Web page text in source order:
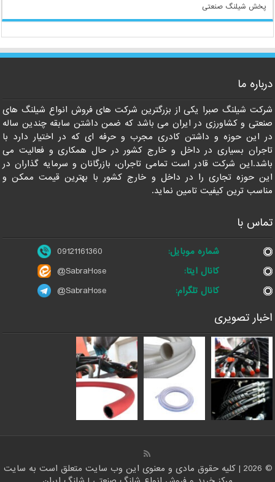
پخش شیلنگ صنعتی
درباره ما
شرکت شیلنگ صبرا یکی از بزرگترین شرکت های فروش انواع شیلنگ های
صنعتی و کشاورزی در ایران می باشد که ضمن داشتن سابقه چندین ساله
در این حوزه و داشتن کادری مجرب و حرفه ای که در اختیار دارد با
تاجران بسیاری در داخل و خارج کشور در حال همکاری و فعالیت می
باشد.این شرکت قادر است تمامی تاجران، بازرگانان و سرمایه گذاران در
این حوزه تجاری را در داخل و خارج کشور با بهترین قیمت ممکن و
مناسب ترین کیفیت تامین نماید.
تماس با
شماره موبایل:
09121161360
کانال ایتا:
@SabraHose
کانال تلگرام:
@SabraHose
اخبار تصویری
© 2026 | کلیه حقوق مادی و معنوی این وب سایت متعلق است به سایت
09121161360